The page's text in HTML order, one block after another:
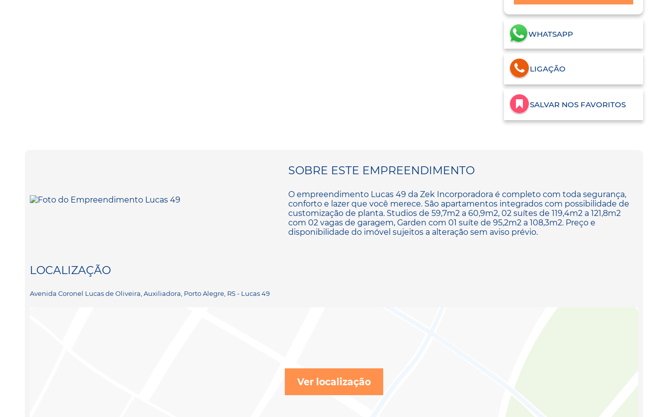
WHATSAPP
LIGAÇÃO
SALVAR NOS FAVORITOS
SOBRE ESTE EMPREENDIMENTO
O empreendimento Lucas 49 da Zek Incorporadora é completo com toda segurança,
conforto e lazer que você merece. São apartamentos integrados com possibilidade de
customização de planta. Studios de 59,7m2 a 60,9m2, 02 suítes de 119,4m2 a 121,8m2
com 02 vagas de garagem, Garden com 01 suíte de 95,2m2 a 108,3m2. Preço e
disponibilidade do imóvel sujeitos a alteração sem aviso prévio.
LOCALIZAÇÃO
Avenida Coronel Lucas de Oliveira, Auxiliadora, Porto Alegre, RS - Lucas 49
Ver localização